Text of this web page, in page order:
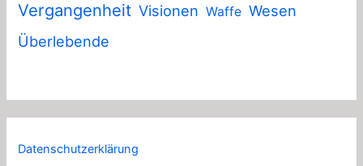
Vergangenheit Visionen Waffe Wesen
Überlebende
Datenschutzerklärung